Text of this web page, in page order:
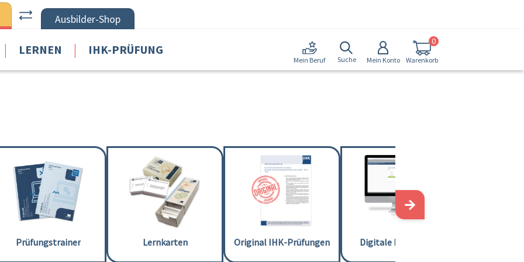
Ausbilder-Shop
| LERNEN | IHK-PRÜFUNG
Mein Beruf Suche Mein Konto Warenkorb
0
Prüfungstrainer Lernkarten Original IHK-Prüfungen Digitale Lernkarten
→